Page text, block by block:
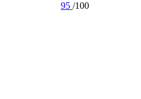
95 /100